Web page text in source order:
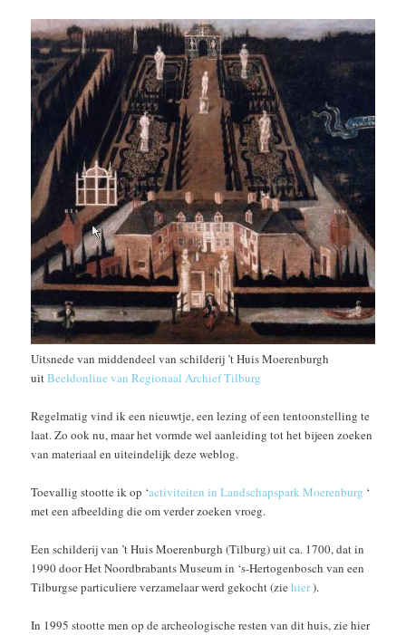
Uitsnede van middendeel van schilderij ’t Huis Moerenburgh
uitBeeldonline van Regionaal Archief Tilburg
Regelmatig vind ik een nieuwtje, een lezing of een tentoonstelling te
laat. Zo ook nu, maar het vormde wel aanleiding tot het bijeen zoeken
van materiaal en uiteindelijk deze weblog.
Toevallig stootte ik op ‘activiteiten in Landschapspark Moerenburg ‘
met een afbeelding die om verder zoeken vroeg.
Een schilderij van ’t Huis Moerenburgh (Tilburg) uit ca. 1700, dat in
1990 door Het Noordbrabants Museum in ‘s-Hertogenbosch van een
Tilburgse particuliere verzamelaar werd gekocht (ziehier).
In 1995 stootte men op de archeologische resten van dit huis, zie hier